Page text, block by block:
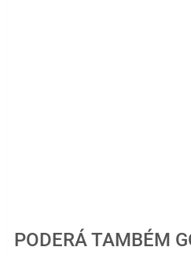
PODERÁ TAMBÉM